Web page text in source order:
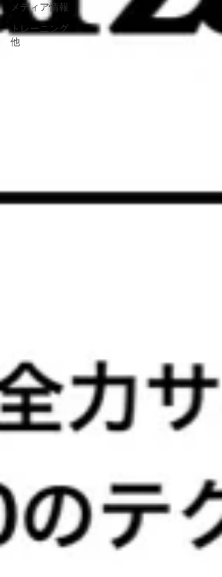
メディア情報
トレーニング
他